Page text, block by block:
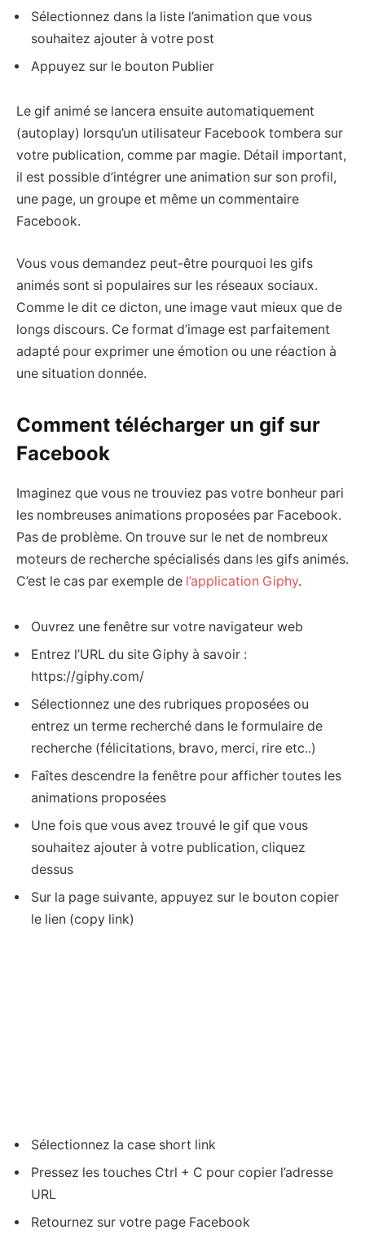
Sélectionnez dans la liste l’animation que vous
souhaitez ajouter à votre post
Appuyez sur le bouton Publier
Le gif animé se lancera ensuite automatiquement
(autoplay) lorsqu’un utilisateur Facebook tombera sur
votre publication, comme par magie. Détail important,
il est possible d’intégrer une animation sur son profil,
une page, un groupe et même un commentaire
Facebook.
Vous vous demandez peut-être pourquoi les gifs
animés sont si populaires sur les réseaux sociaux.
Comme le dit ce dicton, une image vaut mieux que de
longs discours. Ce format d’image est parfaitement
adapté pour exprimer une émotion ou une réaction à
une situation donnée.
Comment télécharger un gif sur
Facebook
Imaginez que vous ne trouviez pas votre bonheur pari
les nombreuses animations proposées par Facebook.
Pas de problème. On trouve sur le net de nombreux
moteurs de recherche spécialisés dans les gifs animés.
C’est le cas par exemple de l’application Giphy.
Ouvrez une fenêtre sur votre navigateur web
Entrez l’URL du site Giphy à savoir :
https://giphy.com/
Sélectionnez une des rubriques proposées ou
entrez un terme recherché dans le formulaire de
recherche (félicitations, bravo, merci, rire etc..)
Faîtes descendre la fenêtre pour afficher toutes les
animations proposées
Une fois que vous avez trouvé le gif que vous
souhaitez ajouter à votre publication, cliquez
dessus
Sur la page suivante, appuyez sur le bouton copier
le lien (copy link)
Sélectionnez la case short link
Pressez les touches Ctrl + C pour copier l’adresse
URL
Retournez sur votre page Facebook